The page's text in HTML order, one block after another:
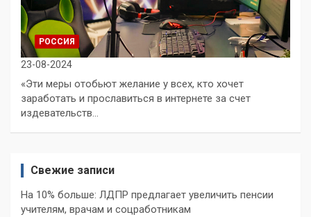
РОССИЯ
23-08-2024
«Эти меры отобьют желание у всех, кто хочет
заработать и прославиться в интернете за счет
издевательств…
Свежие записи
На 10% больше: ЛДПР предлагает увеличить пенсии
учителям, врачам и соцработникам